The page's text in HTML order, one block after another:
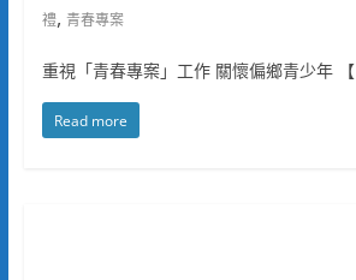
禮, 青春專案
重視「青春專案」工作 關懷偏鄉青少年 【
Read more